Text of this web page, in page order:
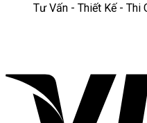
Tư Vấn - Thiết Kế - Thi